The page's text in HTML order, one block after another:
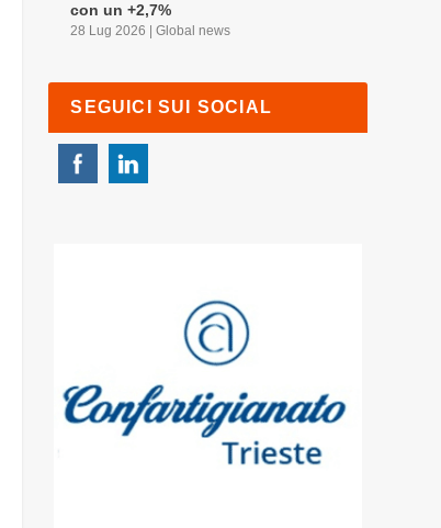
con un +2,7%
28 Lug 2026 |Global news
SEGUICI SUI SOCIAL